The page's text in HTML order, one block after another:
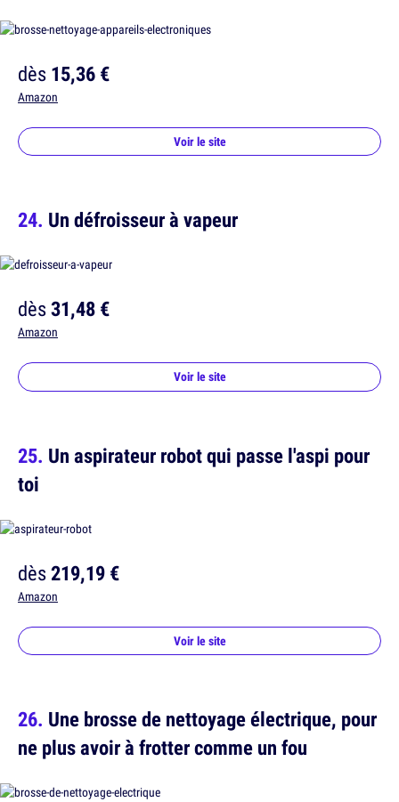
dès15,36 €
Amazon
Voir le site
Un défroisseur à vapeur
dès31,48 €
Amazon
Voir le site
Un aspirateur robot qui passe l'aspi pour
toi
dès219,19 €
Amazon
Voir le site
Une brosse de nettoyage électrique, pour
ne plus avoir à frotter comme un fou